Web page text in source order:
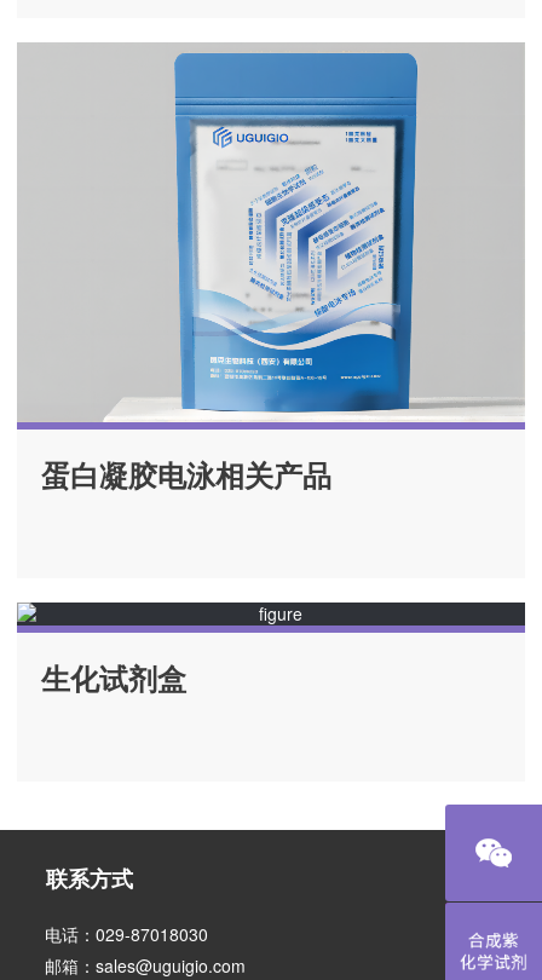
蛋白凝胶电泳相关产品
生化试剂盒
联系方式
电话：029-87018030
邮箱：sales@uguigio.com
合成紫化